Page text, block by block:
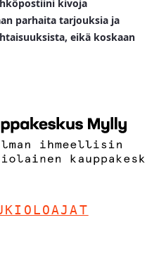
kivoja
parhaita tarjouksia ja
eikä koskaan